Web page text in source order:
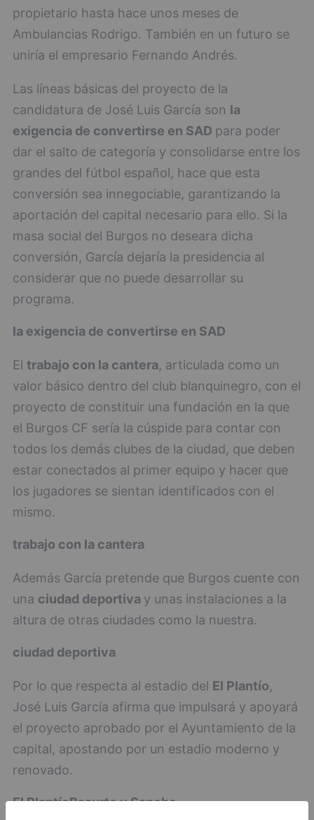
propietario hasta hace unos meses de
Ambulancias Rodrigo. También en un futuro se
uniría el empresario Fernando Andrés.
Las líneas básicas del proyecto de la
candidatura de José Luis García son la
exigencia de convertirse en SAD para poder
dar el salto de categoría y consolidarse entre los
grandes del fútbol español, hace que esta
conversión sea innegociable, garantizando la
aportación del capital necesario para ello. Si la
masa social del Burgos no deseara dicha
conversión, García dejaría la presidencia al
considerar que no puede desarrollar su
programa.
la exigencia de convertirse en SAD
El trabajo con la cantera, articulada como un
valor básico dentro del club blanquinegro, con el
proyecto de constituir una fundación en la que
el Burgos CF sería la cúspide para contar con
todos los demás clubes de la ciudad, que deben
estar conectados al primer equipo y hacer que
los jugadores se sientan identificados con el
mismo.
trabajo con la cantera
Además García pretende que Burgos cuente con
una ciudad deportiva y unas instalaciones a la
altura de otras ciudades como la nuestra.
ciudad deportiva
Por lo que respecta al estadio del El Plantío,
José Luis García afirma que impulsará y apoyará
el proyecto aprobado por el Ayuntamiento de la
capital, apostando por un estadio moderno y
renovado.
El PlantíoBasurto y Sancho